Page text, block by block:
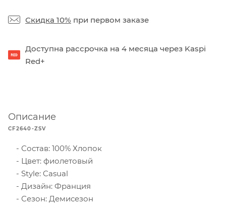
Скидка 10% при первом заказе
Доступна рассрочка на 4 месяца через Kaspi
Red+
Описание
CF2640-ZSV
Состав: 100% Хлопок
Цвет: фиолетовый
Style: Casual
Дизайн: Франция
Сезон: Демисезон